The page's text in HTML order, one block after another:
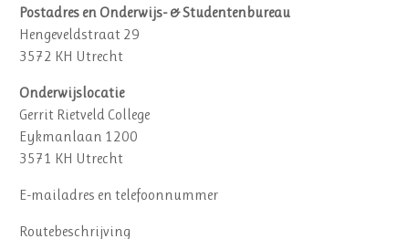
Postadres en Onderwijs- & Studentenbureau
Hengeveldstraat 29
3572 KH Utrecht
Onderwijslocatie
Gerrit Rietveld College
Eykmanlaan 1200
3571 KH Utrecht
E-mailadres en telefoonnummer
Routebeschrijving